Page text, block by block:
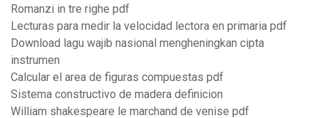
Romanzi in tre righe pdf
Lecturas para medir la velocidad lectora en primaria pdf
Download lagu wajib nasional mengheningkan cipta
instrumen
Calcular el area de figuras compuestas pdf
Sistema constructivo de madera definicion
William shakespeare le marchand de venise pdf